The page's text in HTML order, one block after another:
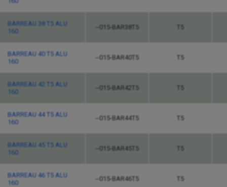
BARREAU 38 T5 ALU
160
--015-BAR38T5
BARREAU 40 T5 ALU
160
--015-BAR40T5 T5
BARREAU 42 T5 ALU
160
--015-BAR42T5
BARREAU 44 T5 ALU
160
--015-BAR44T5 T5
BARREAU 45 T5 ALU
160
--015-BAR45T5
BARREAU 46 T5 ALU
160
--015-BAR46T5 T5